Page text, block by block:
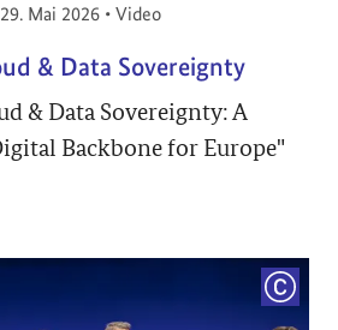
Veröffentlicht am:
29. Mai 2026 • Video
& Data Sovereignty
& Data Sovereignty: A
Backbone for Europe"